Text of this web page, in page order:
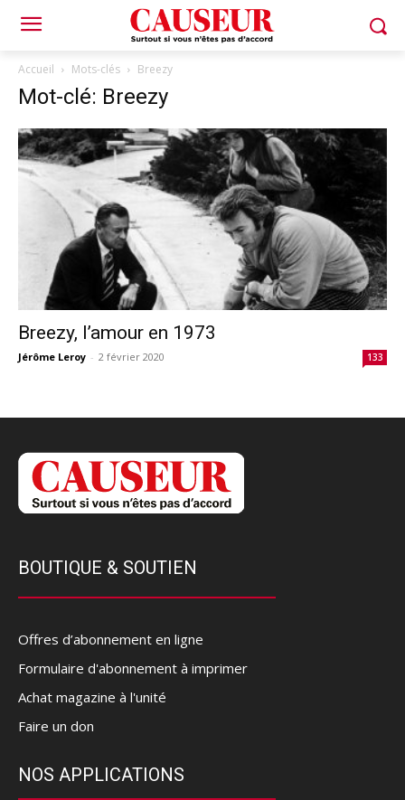
Accueil Mots-clés Breezy
Mot-clé: Breezy
Breezy, l’amour en 1973
Jérôme Leroy - 2 février 2020 133
BOUTIQUE & SOUTIEN
Offres d’abonnement en ligne
Formulaire d'abonnement à imprimer
Achat magazine à l'unité
Faire un don
NOS APPLICATIONS